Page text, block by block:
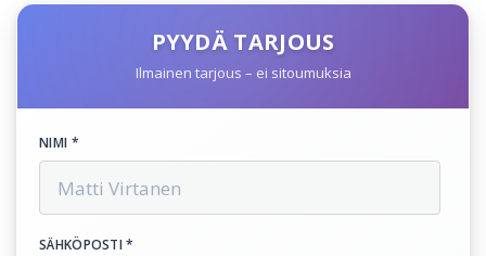
PYYDÄ TARJOUS
Ilmainen tarjous – ei sitoumuksia
NIMI *
SÄHKÖPOSTI *